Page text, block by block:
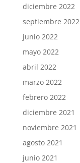
diciembre 2022
septiembre 2022
junio 2022
mayo 2022
abril 2022
marzo 2022
febrero 2022
diciembre 2021
noviembre 2021
agosto 2021
junio 2021